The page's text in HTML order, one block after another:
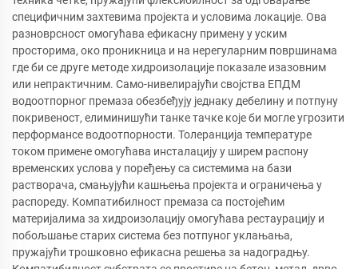
специфичним захтевима пројекта и условима локације. Ова
разноврсност омогућава ефикасну примену у уским
просторима, око проникница и на нерегуларним површинама
где би се друге методе хидроизолације показале изазовним
или непрактичним. Само-нивелирајући својства ЕПДМ
водоотпорног премаза обезбеђују једнаку дебелину и потпуну
покривеност, елиминишући танке тачке које би могле угрозити
перформансе водоотпорности. Толеранција температуре
током примене омогућава инсталацију у ширем распону
временских услова у поређењу са системима на бази
растворача, смањујући кашњења пројекта и ограничења у
распореду. Компатибилност премаза са постојећим
материјалима за хидроизолацију омогућава рестаурацију и
побољшање старих система без потпуног уклањања,
пружајући трошковно ефикасна решења за надоградњу.